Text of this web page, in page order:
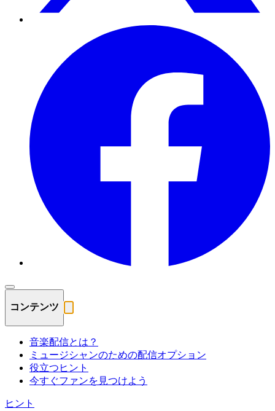
コンテンツ
音楽配信とは？
ミュージシャンのための配信オプション
役立つヒント
今すぐファンを見つけよう
ヒント